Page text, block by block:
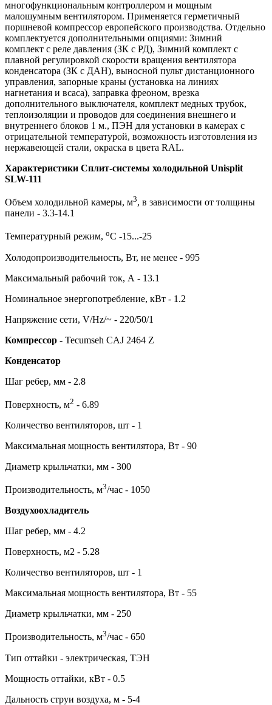
многофункциональным контроллером и мощным
малошумным вентилятором. Применяется герметичный
поршневой компрессор европейского производства. Отдельно
комплектуется дополнительными опциями: Зимний
комплект с реле давления (ЗК с РД), Зимний комплект с
плавной регулировкой скорости вращения вентилятора
конденсатора (ЗК с ДАН), выносной пульт дистанционного
управления, запорные краны (установка на линиях
нагнетания и всаса), заправка фреоном, врезка
дополнительного выключателя, комплект медных трубок,
теплоизоляции и проводов для соединения внешнего и
внутреннего блоков 1 м., ПЭН для установки в камерах с
отрицательной температурой, возможность изготовления из
нержавеющей стали, окраска в цвета RAL.
Характеристики Сплит-системы холодильной Unisplit
SLW-111
Объем холодильной камеры, м3, в зависимости от толщины
панели - 3.3-14.1
Температурный режим, оС -15...-25
Холодопроизводительность, Вт, не менее - 995
Максимальный рабочий ток, А - 13.1
Номинальное энергопотребление, кВт - 1.2
Напряжение сети, V/Hz/~ - 220/50/1
Компрессор - Tecumseh CAJ 2464 Z
Конденсатор
Шаг ребер, мм - 2.8
Поверхность, м2 - 6.89
Количество вентиляторов, шт - 1
Максимальная мощность вентилятора, Вт - 90
Диаметр крыльчатки, мм - 300
Производительность, м3/час - 1050
Воздухоохладитель
Шаг ребер, мм - 4.2
Поверхность, м2 - 5.28
Количество вентиляторов, шт - 1
Максимальная мощность вентилятора, Вт - 55
Диаметр крыльчатки, мм - 250
Производительность, м3/час - 650
Тип оттайки - электрическая, ТЭН
Мощность оттайки, кВт - 0.5
Дальность струи воздуха, м - 5-4